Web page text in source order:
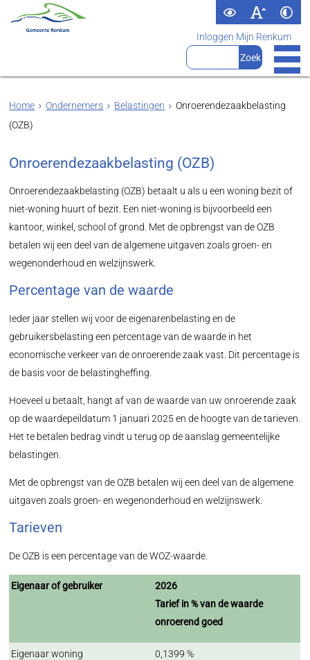
Inloggen Mijn Renkum
Home Ondernemers Belastingen
Onroerendezaakbelasting
(OZB)
Onroerendezaakbelasting (OZB)
Onroerendezaakbelasting (OZB) betaalt u als u een woning bezit of
niet-woning huurt of bezit. Een niet-woning is bijvoorbeeld een
kantoor, winkel, school of grond. Met de opbrengst van de OZB
betalen wij een deel van de algemene uitgaven zoals groen- en
wegenonderhoud en welzijnswerk.
Percentage van de waarde
Ieder jaar stellen wij voor de eigenarenbelasting en de
gebruikersbelasting een percentage van de waarde in het
economische verkeer van de onroerende zaak vast. Dit percentage is
de basis voor de belastingheffing.
Hoeveel u betaalt, hangt af van de waarde van uw onroerende zaak
op de waardepeildatum 1 januari 2025 en de hoogte van de tarieven.
Het te betalen bedrag vindt u terug op de aanslag gemeentelijke
belastingen.
Met de opbrengst van de OZB betalen wij een deel van de algemene
uitgaven zoals groen- en wegenonderhoud en welzijnswerk.
Tarieven
De OZB is een percentage van de WOZ-waarde.
Eigenaar of gebruiker
2026
Tarief in % van de waarde
onroerend goed
Eigenaar woning
0,1399 %